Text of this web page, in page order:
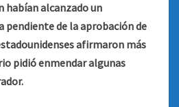
habían alcanzado un
pendiente de la aprobación de
afirmaron más
pidió enmendar algunas